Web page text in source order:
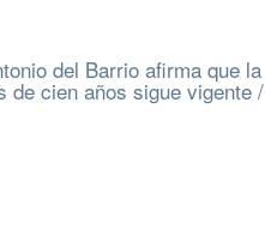
del Barrio afirma que la
de cien años sigue vigente /